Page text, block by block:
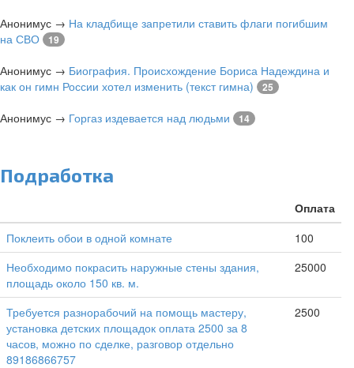
Анонимус → На кладбище запретили ставить флаги погибшим
на СВО
19
Анонимус → Биография. Происхождение Бориса Надеждина и
как он гимн России хотел изменить (текст гимна)
25
Анонимус → Горгаз издевается над людьми 14
Подработка
Оплата
Поклеить обои в одной комнате
100
Необходимо покрасить наружные стены здания,
площадь около 150 кв. м.
25000
Требуется разнорабочий на помощь мастеру,
установка детских площадок оплата 2500 за 8
часов, можно по сделке, разговор отдельно
89186866757
2500